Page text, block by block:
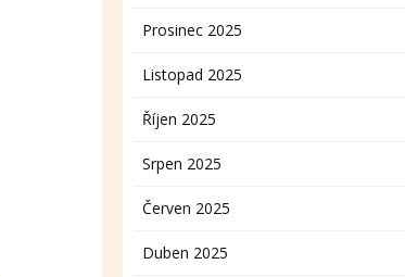
Prosinec 2025
Listopad 2025
Říjen 2025
Srpen 2025
Červen 2025
Duben 2025